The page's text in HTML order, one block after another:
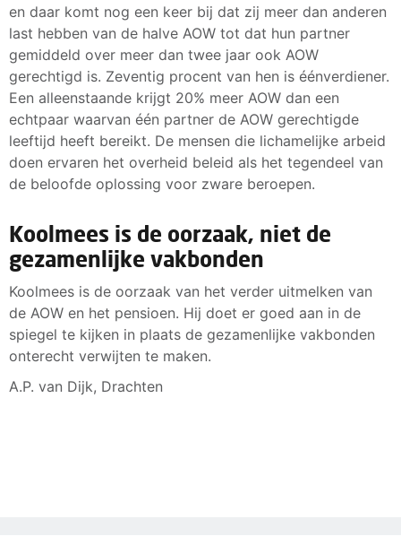
en daar komt nog een keer bij dat zij meer dan anderen
last hebben van de halve AOW tot dat hun partner
gemiddeld over meer dan twee jaar ook AOW
gerechtigd is. Zeventig procent van hen is éénverdiener.
Een alleenstaande krijgt 20% meer AOW dan een
echtpaar waarvan één partner de AOW gerechtigde
leeftijd heeft bereikt. De mensen die lichamelijke arbeid
doen ervaren het overheid beleid als het tegendeel van
de beloofde oplossing voor zware beroepen.
Koolmees is de oorzaak, niet de
gezamenlijke vakbonden
Koolmees is de oorzaak van het verder uitmelken van
de AOW en het pensioen. Hij doet er goed aan in de
spiegel te kijken in plaats de gezamenlijke vakbonden
onterecht verwijten te maken.
A.P. van Dijk, Drachten